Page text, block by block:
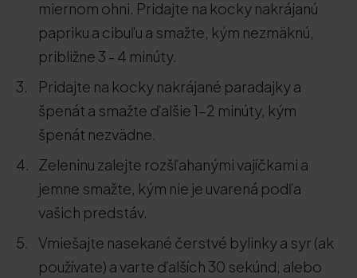
miernom ohni. Pridajte na kocky nakrájanú
papriku a cibuľu a smažte, kým nezmäknú,
približne 3 - 4 minúty.
Pridajte na kocky nakrájané paradajky a
špenát a smažte ďalšie 1-2 minúty, kým
špenát nezvädne.
Zeleninu zalejte rozšľahanými vajíčkami a
jemne smažte, kým nie je uvarená podľa
vašich predstáv.
Vmiešajte nasekané čerstvé bylinky a syr (ak
používate) a varte ďalších 30 sekúnd, alebo